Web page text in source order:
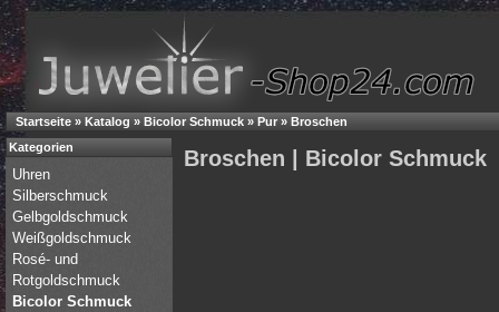
Startseite » Katalog » Bicolor Schmuck » Pur» Broschen
Broschen | Bicolor Schmuck
Kategorien
Uhren
Silberschmuck
Gelbgoldschmuck
Weißgoldschmuck
Rosé- und
Rotgoldschmuck
Bicolor Schmuck